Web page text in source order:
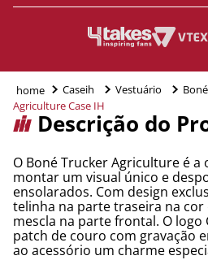
Caseih Vestuário Boné
Agriculture Case IH
Descrição do
O Boné Trucker Agriculture é
montar um visual único e
ensolarados. Com design
telinha na parte traseira na cor
mescla na parte frontal. O logo
patch de couro com gravação
ao acessório um charme